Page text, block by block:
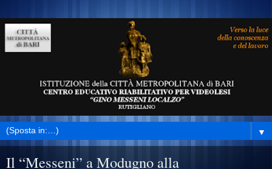
▼
Il “Messeni” a Modugno alla